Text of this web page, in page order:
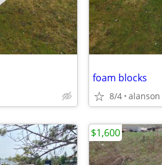
foam blocks
8/4 alanson
$1,600